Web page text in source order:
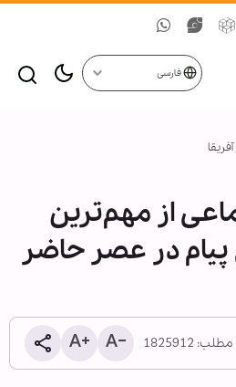
فارسی
از مهم‌ترین
پیام در عصر حاضر
1825912